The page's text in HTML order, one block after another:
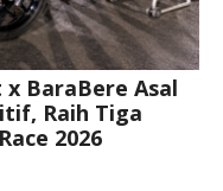
BaraBere Asal
Raih Tiga
2026